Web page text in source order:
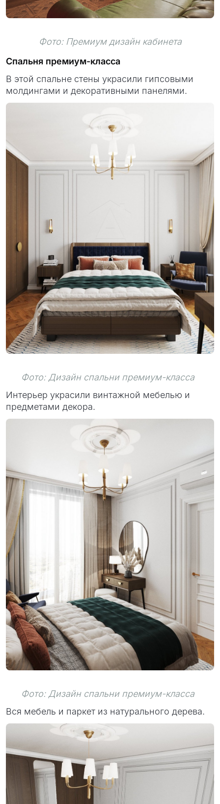
Фото: Премиум дизайн кабинета
Спальня премиум-класса
В этой спальне стены украсили гипсовыми
молдингами и декоративными панелями.
Фото: Дизайн спальни премиум-класса
Интерьер украсили винтажной мебелью и
предметами декора.
Фото: Дизайн спальни премиум-класса
Вся мебель и паркет из натурального дерева.